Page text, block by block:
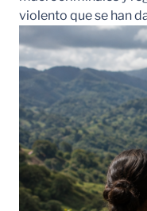
violento que se han